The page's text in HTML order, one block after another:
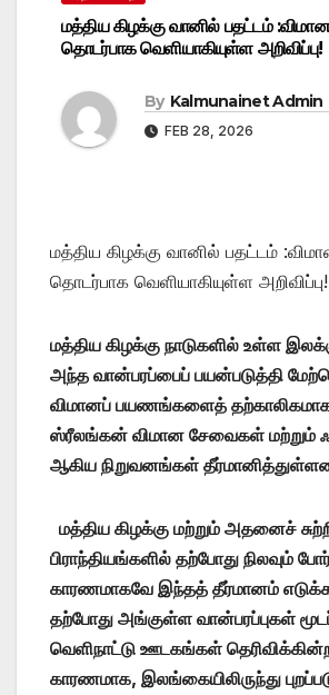
மத்திய கிழக்கு வானில் பதட்டம்
தொடர்பாக வெளியாகியுள்ள அறிவிப்பு!
By Kalmunainet Admin
FEB 28, 2026
மத்திய கிழக்கு வானில் பதட்டம்
தொடர்பாக வெளியாகியுள்ள அறிவிப்பு!
மத்திய கிழக்கு நாடுகளில் உள்ள
அந்த வான்பரப்பைப் பயன்படுத்தி
விமானப் பயணங்களைத் தற்காலிகமாக
ஸ்ரீலங்கன் விமான சேவைகள் மற்றும்
ஆகிய நிறுவனங்கள்
மத்திய கிழக்கு மற்றும் அதனைச்
பிராந்தியங்களில் தற்போது நிலவும்
காரணமாகவே இந்தத் தீர்மானம்
தற்போது அங்குள்ள வான்பரப்புகள்
வெளிநாட்டு ஊடகங்கள்
காரணமாக, இலங்கையிலிருந்து